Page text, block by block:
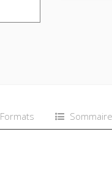
Formats Sommaire